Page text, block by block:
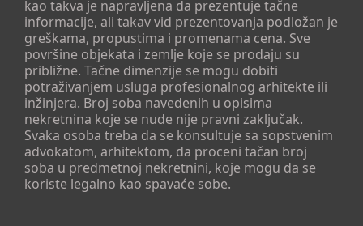
kao takva je napravljena da prezentuje tačne
informacije, ali takav vid prezentovanja podložan je
greškama, propustima i promenama cena. Sve
površine objekata i zemlje koje se prodaju su
približne. Tačne dimenzije se mogu dobiti
potraživanjem usluga profesionalnog arhitekte ili
inžinjera. Broj soba navedenih u opisima
nekretnina koje se nude nije pravni zaključak.
Svaka osoba treba da se konsultuje sa sopstvenim
advokatom, arhitektom, da proceni tačan broj
soba u predmetnoj nekretnini, koje mogu da se
koriste legalno kao spavaće sobe.